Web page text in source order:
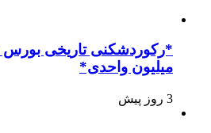
میلیون واحدی*
3 روز پیش